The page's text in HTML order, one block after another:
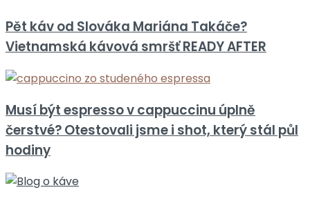
Pět káv od Slováka Mariána Takáče?
Vietnamská kávová smršť READY AFTER
Musí být espresso v cappuccinu úplně
čerstvé? Otestovali jsme i shot, který stál půl
hodiny